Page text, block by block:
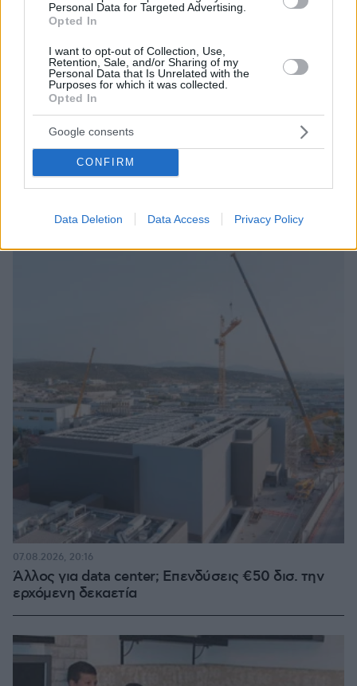
Personal Data for Targeted Advertising.
Opted In
I want to opt-out of Collection, Use,
Retention, Sale, and/or Sharing of my
Personal Data that Is Unrelated with the
Purposes for which it was collected.
Opted In
Google consents
CONFIRM
Data Deletion Data Access Privacy Policy
«Πόσα θέλεις για το κορίτσι;»: Τουρίστας στην
Κρήτη ζητά... τιμή για να ασελγήσει σε ανήλικη, τι
καταγγέλλει ο ιδιοκτήτης επιχείρησης
07.08.2026, 18:22
Άλλος για data center; Επενδύσεις €50 δισ. την
ερχόμενη δεκαετία
07.08.2026, 20:16